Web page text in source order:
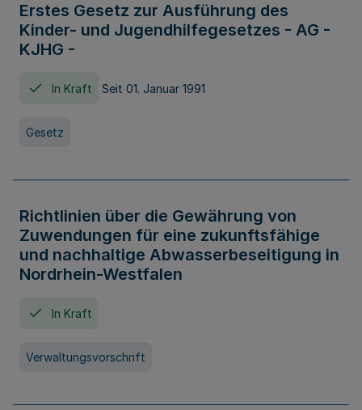
Erstes Gesetz zur Ausführung des
Kinder- und Jugendhilfegesetzes - AG -
KJHG -
In Kraft Seit 01. Januar 1991
Gesetz
Richtlinien über die Gewährung von
Zuwendungen für eine zukunftsfähige
und nachhaltige Abwasserbeseitigung in
Nordrhein-Westfalen
In Kraft
Verwaltungsvorschrift